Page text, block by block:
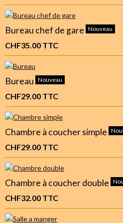
Bureau chef de gare Nouveau
CHF35.00 TTC
Bureau Nouveau
CHF29.00 TTC
Chambre à coucher simple
CHF29.00 TTC
Chambre à coucher double
CHF32.00 TTC